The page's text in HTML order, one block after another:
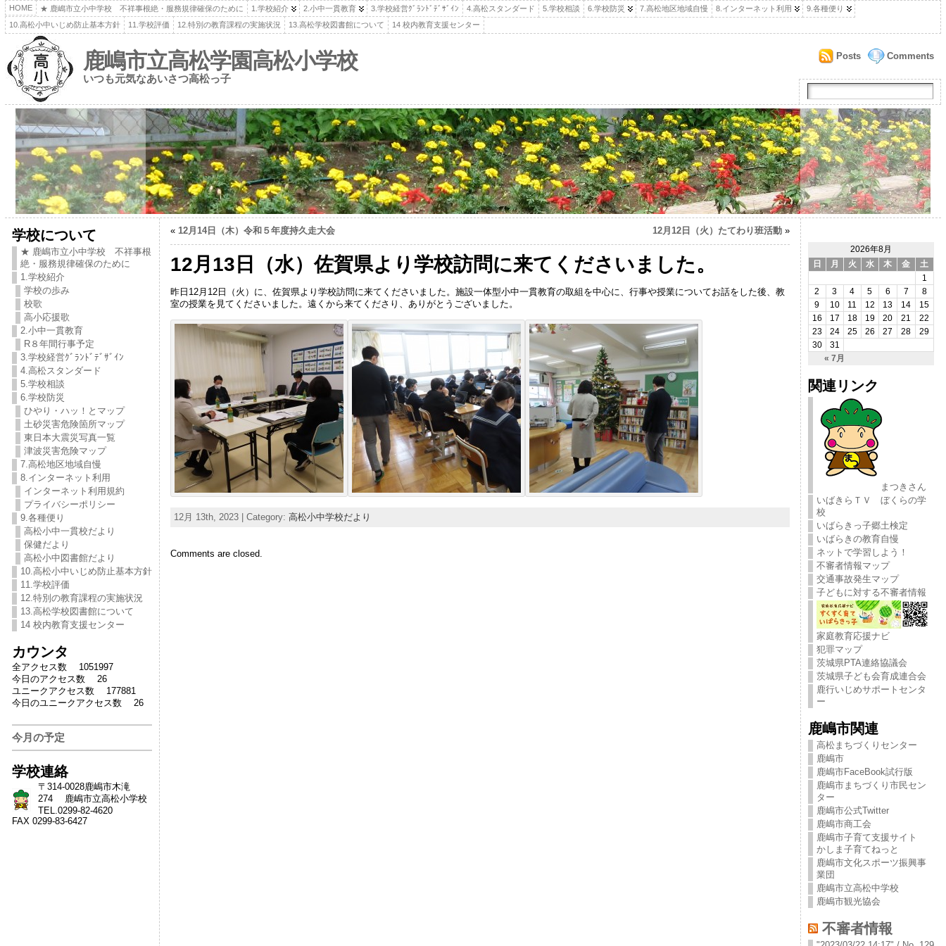
HOME ★ 鹿嶋市立小中学校 不祥事根絶・服務規律確保のために 1.学校紹介 2.小中一貫教育 3.学校経営ｸﾞﾗﾝﾄﾞﾃﾞｻﾞｲﾝ 4.高松スタンダード 5.学校相談 6.学校防災 7.高松地区地域自慢 8.インターネット利用
9.各種便り
10.高松小中いじめ防止基本方針
11.学校評価 12.特別の教育課程の実施状況 13.高松学校図書館について 14 校内教育支援センター
鹿嶋市立高松学園高松小学校
いつも元気なあいさつ高松っ子
Comments
Posts
学校について
★ 鹿嶋市立小中学校 不祥事根
絶・服務規律確保のために
1.学校紹介
学校の歩み
校歌
高小応援歌
2.小中一貫教育
R８年間行事予定
3.学校経営ｸﾞﾗﾝﾄﾞﾃﾞｻﾞｲﾝ
4.高松スタンダード
5.学校相談
6.学校防災
ひやり・ハッ！とマップ
土砂災害危険箇所マップ
東日本大震災写真一覧
津波災害危険マップ
7.高松地区地域自慢
8.インターネット利用
インターネット利用規約
プライバシーポリシー
9.各種便り
高松小中一貫校だより
保健だより
高松小中図書館だより
10.高松小中いじめ防止基本方針
11.学校評価
12.特別の教育課程の実施状況
13.高松学校図書館について
14 校内教育支援センター
カウンタ
全アクセス数 1051997
今日のアクセス数 26
ユニークアクセス数 177881
今日のユニークアクセス数 26
今月の予定
学校連絡
〒314-0028鹿嶋市木滝
274 鹿嶋市立高松小学校
TEL.0299-82-4620
FAX 0299-83-6427
« 12月14日（木）令和５年度持久走大会 12月12日（火）たてわり班活動»
12月13日（水）佐賀県より学校訪問に来てくださいました。
昨日12月12日（火）に、佐賀県より学校訪問に来てくださいました。施設一体型小中一貫教育の取組を中心に、行事や授業についてお話をした後、教
室の授業を見てくださいました。遠くから来てくださり、ありがとうございました。
12月 13th, 2023 | Category: 高松小中学校だより
Comments are closed.
2026年8月
日
月 火 水 木 金 土
« 7月
1
2
3 4 5 6 7
8
9
10 11 12 13 14
15
16
17 18 19 20 21
22
23
24 25 26 27 28
29
30
31
関連リンク
まつきさん
いばきらＴＶ ぼくらの学
校
いばらきっ子郷土検定
いばらきの教育自慢
ネットで学習しよう！
不審者情報マップ
交通事故発生マップ
子どもに対する不審者情報
家庭教育応援ナビ
犯罪マップ
茨城県PTA連絡協議会
茨城県子ども会育成連合会
鹿行いじめサポートセンタ
ー
鹿嶋市関連
高松まちづくりセンター
鹿嶋市
鹿嶋市FaceBook試行版
鹿嶋市まちづくり市民セン
ター
鹿嶋市公式Twitter
鹿嶋市商工会
鹿嶋市子育て支援サイト
かしま子育てねっと
鹿嶋市文化スポーツ振興事
業団
鹿嶋市立高松中学校
鹿嶋市観光協会
不審者情報